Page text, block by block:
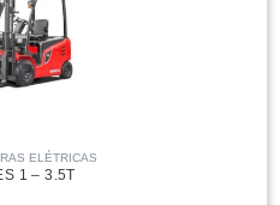
ELÉTRICAS
1 – 3.5T